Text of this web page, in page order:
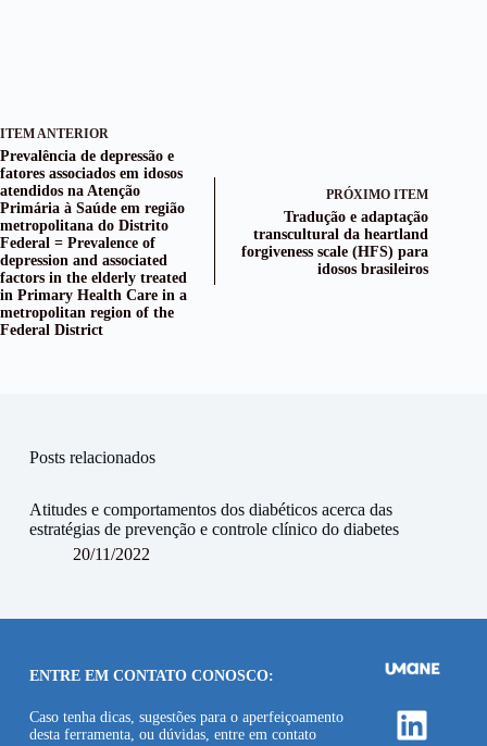
ITEM ANTERIOR
Prevalência de depressão e
fatores associados em idosos
atendidos na Atenção
Primária à Saúde em região
metropolitana do Distrito
Federal = Prevalence of
depression and associated
factors in the elderly treated
in Primary Health Care in a
metropolitan region of the
Federal District
PRÓXIMO ITEM
Tradução e adaptação
transcultural da heartland
forgiveness scale (HFS) para
idosos brasileiros
Posts relacionados
Atitudes e comportamentos dos diabéticos acerca das
estratégias de prevenção e controle clínico do diabetes
20/11/2022
ENTRE EM CONTATO CONOSCO:
Caso tenha dicas, sugestões para o aperfeiçoamento
desta ferramenta, ou dúvidas, entre em contato